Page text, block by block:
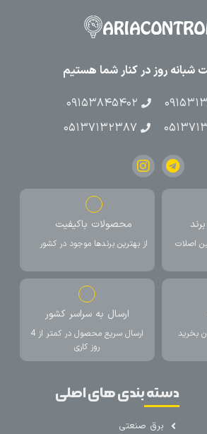
۰۹۱۵۳۸۴۵۴۰۲
۰۵۱۳۷۱۳۲۳۸۷
اصلات
محصولات باکیفیت
از بهترین برندها موجود در کشور
بخرید
ارسال به سراسر کشور
ارسال سریع محصول در کمتر از 4
روز کاری
دسته بندی های اصلی
برق صنعتی